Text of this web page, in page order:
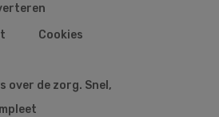
Cookies
over de zorg. Snel,